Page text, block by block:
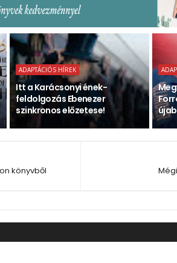
ADAPTÁCIÓS HÍREK
Itt a Karácsonyi ének-
feldolgozás Ebenezer
szinkronos előzetese!
könyvből